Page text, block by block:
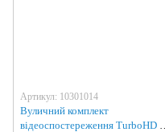
Артикул: 10301014
Вуличний комплект
відеоспостереження TurboHD на